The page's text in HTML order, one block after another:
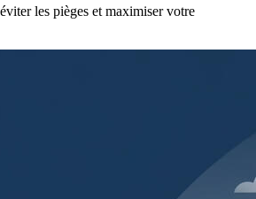
les pièges et maximiser votre